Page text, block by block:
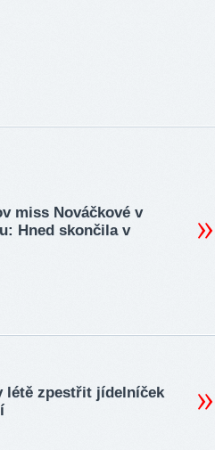
miss Nováčkové v
Hned skončila v
létě zpestřit jídelníček